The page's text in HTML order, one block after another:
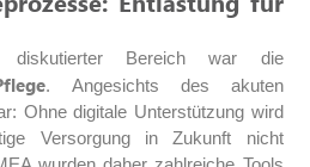
diskutierter Bereich war die
. Angesichts des akuten
Ohne digitale Unterstützung wird
Versorgung in Zukunft nicht